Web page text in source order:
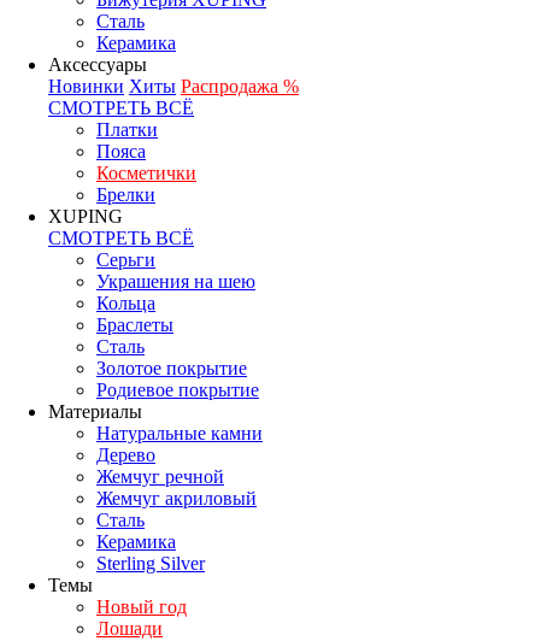
Сталь
Керамика
Аксессуары
Новинки Хиты Распродажа %
СМОТРЕТЬ ВСЁ
Платки
Пояса
Косметички
Брелки
XUPING
СМОТРЕТЬ ВСЁ
Серьги
Украшения на шею
Кольца
Браслеты
Сталь
Золотое покрытие
Родиевое покрытие
Материалы
Натуральные камни
Дерево
Жемчуг речной
Жемчуг акриловый
Сталь
Керамика
Sterling Silver
Темы
Новый год
Лошади